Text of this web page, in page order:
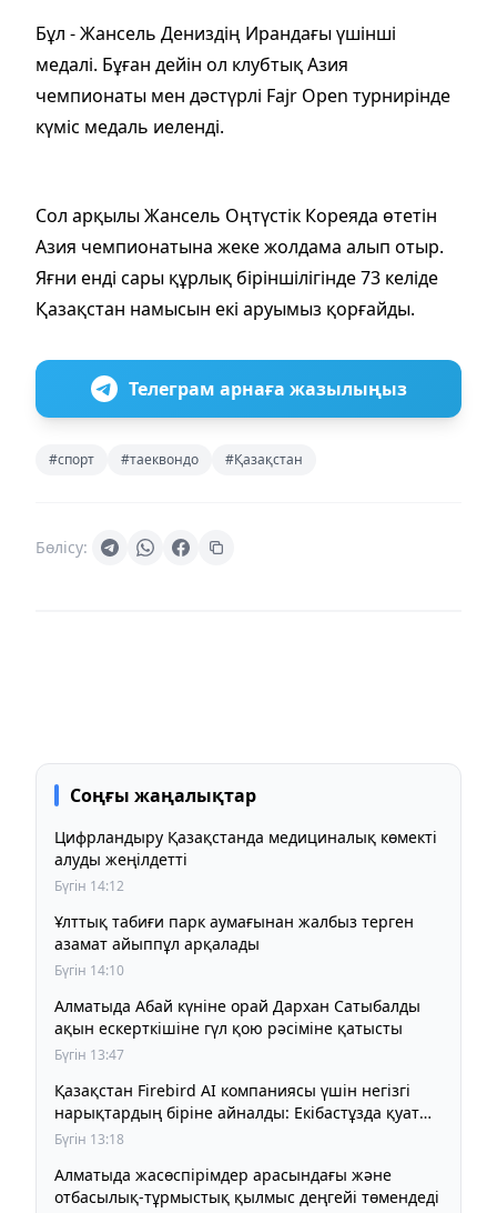
Бұл - Жансель Дениздің Ирандағы үшінші
медалі. Бұған дейін ол клубтық Азия
чемпионаты мен дәстүрлі Fajr Open турнирінде
күміс медаль иеленді.
Сол арқылы Жансель Оңтүстік Кореяда өтетін
Азия чемпионатына жеке жолдама алып отыр.
Яғни енді сары құрлық біріншілігінде 73 келіде
Қазақстан намысын екі аруымыз қорғайды.
Телеграм арнаға жазылыңыз
#спорт #таеквондо #Қазақстан
Бөлісу:
Соңғы жаңалықтар
Цифрландыру Қазақстанда медициналық көмекті
алуды жеңілдетті
Бүгін 14:12
Ұлттық табиғи парк аумағынан жалбыз терген
азамат айыппұл арқалады
Бүгін 14:10
Алматыда Абай күніне орай Дархан Сатыбалды
ақын ескерткішіне гүл қою рәсіміне қатысты
Бүгін 13:47
Қазақстан Firebird AI компаниясы үшін негізгі
нарықтардың біріне айналды: Екібастұзда қуаты
125 МВт болатын AI-инфрақұрылым дамып келеді
Бүгін 13:18
Алматыда жасөспірімдер арасындағы және
отбасылық-тұрмыстық қылмыс деңгейі төмендеді